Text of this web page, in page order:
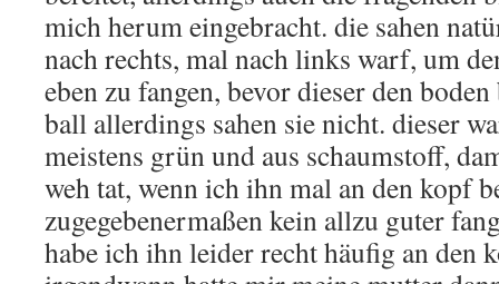
mich herum eingebracht. die sahen
nach rechts, mal nach links warf, um
eben zu fangen, bevor dieser den
ball allerdings sahen sie nicht. dieser
meistens grün und aus schaumstoff,
weh tat, wenn ich ihn mal an den kopf
zugegebenermaßen kein allzu guter
habe ich ihn leider recht häufig an den